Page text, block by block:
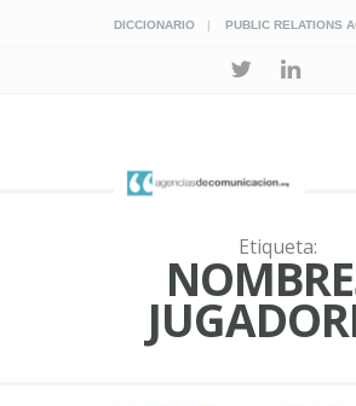
DICCIONARIO PUBLIC RELATIONS
Etiqueta: